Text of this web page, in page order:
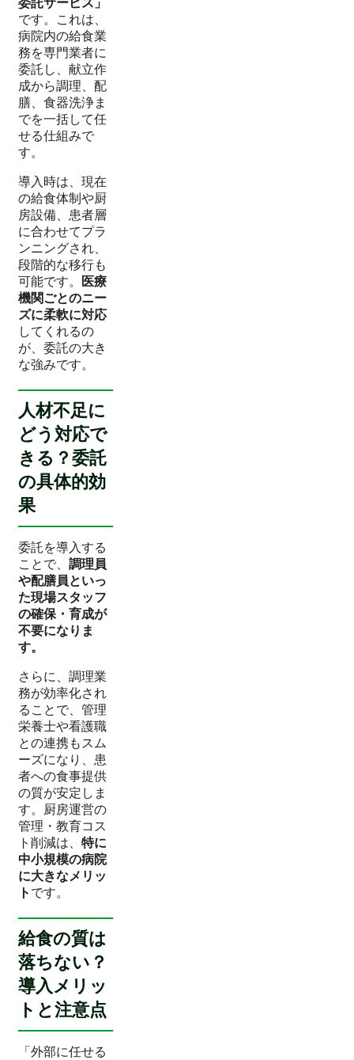
です。これは、
病院内の給食業
務を専門業者に
委託し、献立作
成から調理、配
膳、食器洗浄ま
でを一括して任
せる仕組みで
す。
導入時は、現在
の給食体制や厨
房設備、患者層
に合わせてプラ
ンニングされ、
段階的な移行も
可能です。
医療
機関ごとのニー
ズに柔軟に対応
してくれるの
が、委託の大き
な強みです。
人材不足に
どう対応で
きる？委託
の具体的効
果
委託を導入する
ことで、 調理員
や配膳員といっ
た現場スタッフ
の確保・育成が
不要になりま
す。
さらに、調理業
務が効率化され
ることで、管理
栄養士や看護職
との連携もスム
ーズになり、患
者への食事提供
の質が安定しま
す。厨房運営の
管理・教育コス
ト削減は、 特に
中小規模の病院
に大きなメリッ
ト です。
給食の質は
落ちない？
導入メリッ
トと注意点
「外部に任せる